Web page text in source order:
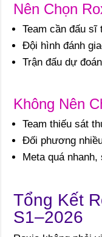
Nên Chọn
Team cần đấu sĩ
Đội hình đánh
Trận đấu dự
Không Nên
Team thiếu sát
Đối phương
Meta quá
Tổng Kết
S1–2026